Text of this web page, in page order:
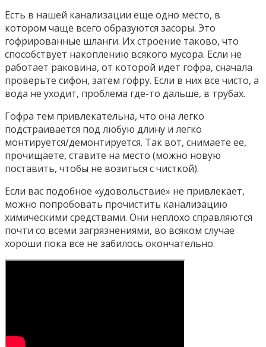
Есть в нашей канализации еще одно место, в
котором чаще всего образуются засоры. Это
гофрированные шланги. Их строение таково, что
способствует накоплению всякого мусора. Если не
работает раковина, от которой идет гофра, сначала
проверьте сифон, затем гофру. Если в них все чисто, а
вода не уходит, проблема где-то дальше, в трубах.
Гофра тем привлекательна, что она легко
подстраивается под любую длину и легко
монтируется/демонтируется. Так вот, снимаете ее,
прочищаете, ставите на место (можно новую
поставить, чтобы не возиться с чисткой).
Если вас подобное «удовольствие» не привлекает,
можно попробовать прочистить канализацию
химическими средствами. Они неплохо справляются
почти со всеми загрязнениями, во всяком случае
хороши пока все не забилось окончательно.